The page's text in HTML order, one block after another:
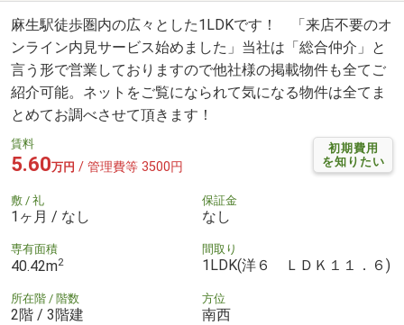
麻生駅徒歩圏内の広々とした1LDKです！ 「来店不要のオ
ンライン内見サービス始めました」当社は「総合仲介」と
言う形で営業しておりますので他社様の掲載物件も全てご
紹介可能。ネットをご覧になられて気になる物件は全てま
とめてお調べさせて頂きます！
初期費用
を知りたい
賃料
5.60万円 / 管理費等 3500円
敷 / 礼
1ヶ月 / なし
保証金
なし
専有面積
40.42m2
間取り
1LDK(洋６ ＬＤＫ１１．６)
所在階 / 階数
2階 / 3階建
方位
南西